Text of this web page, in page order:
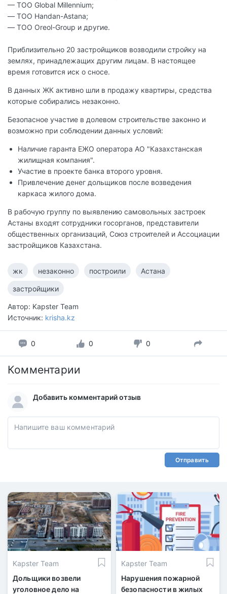
— ТОО Global Millennium;
— ТОО Handan-Astana;
— ТОО Oreol-Group и другие.
Приблизительно 20 застройщиков возводили стройку на
землях, принадлежащих другим лицам. В настоящее
время готовится иск о сносе.
В данных ЖК активно шли в продажу квартиры, средства
которые собирались незаконно.
Безопасное участие в долевом строительстве законно и
возможно при соблюдении данных условий:
Наличие гаранта ЕЖО оператора АО "Казахстанская
жилищная компания".
Участие в проекте банка второго уровня.
Привлечение денег дольщиков после возведения
каркаса жилого дома.
В рабочую группу по выявлению самовольных застроек
Астаны входят сотрудники госорганов, представители
общественных организаций, Союз строителей и Ассоциации
застройщиков Казахстана.
жк незаконно построили Астана
застройщики
Автор: Kapster Team
Источник: krisha.kz
0 0 0
Комментарии
Добавить комментарий отзыв
Отправить
Kapster Team
Дольщики возвели
уголовное дело на
Kapster Team
Нарушения пожарной
безопасности в жилых